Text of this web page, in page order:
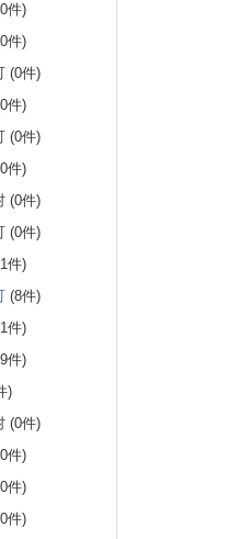
件)
件)
(0件)
件)
(0件)
件)
(0件)
(0件)
件)
(8件)
件)
件)
)
(0件)
件)
件)
件)